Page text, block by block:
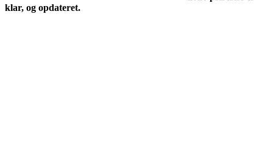
klar, og opdateret.